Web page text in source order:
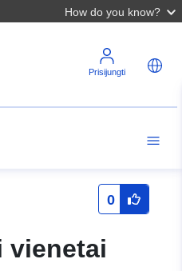
How do you know?
Prisijungti
0
vienetai